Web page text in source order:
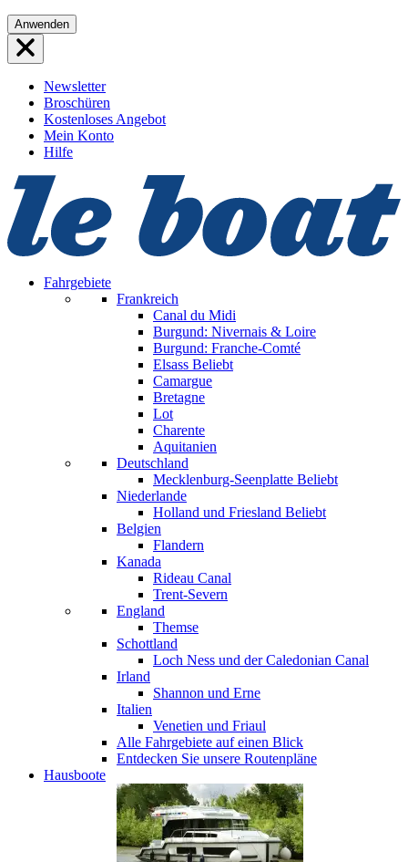
Direkt
zum
Inhalt
Anwenden
Newsletter
Broschüren
Kostenloses Angebot
Mein Konto
Hilfe
Fahrgebiete
Frankreich
Canal du Midi
Burgund: Nivernais & Loire
Burgund: Franche-Comté
Elsass Beliebt
Camargue
Bretagne
Lot
Charente
Aquitanien
Deutschland
Mecklenburg-Seenplatte Beliebt
Niederlande
Holland und Friesland Beliebt
Belgien
Flandern
Kanada
Rideau Canal
Trent-Severn
England
Themse
Schottland
Loch Ness und der Caledonian Canal
Irland
Shannon und Erne
Italien
Venetien und Friaul
Alle Fahrgebiete auf einen Blick
Entdecken Sie unsere Routenpläne
Hausboote